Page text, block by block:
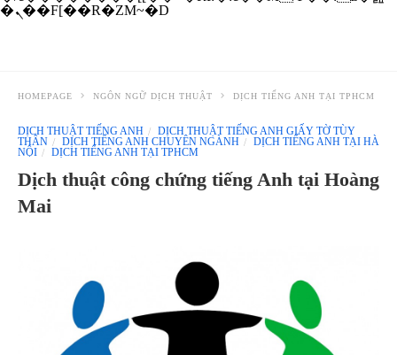
�ܢ��F[��R�ZM~�D
HOMEPAGE NGÔN NGỮ DỊCH THUẬT DỊCH TIẾNG ANH TẠI TPHCM
DỊCH THUẬT TIẾNG ANH
DỊCH THUẬT TIẾNG ANH GIẤY TỜ TÙY
THÂN
DỊCH TIẾNG ANH CHUYÊN NGÀNH
DỊCH TIẾNG ANH TẠI HÀ
NỘI
DỊCH TIẾNG ANH TẠI TPHCM
Dịch thuật công chứng tiếng Anh tại Hoàng
Mai